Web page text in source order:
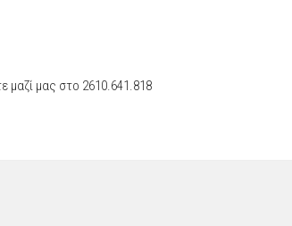
μας στο 2610.641.818